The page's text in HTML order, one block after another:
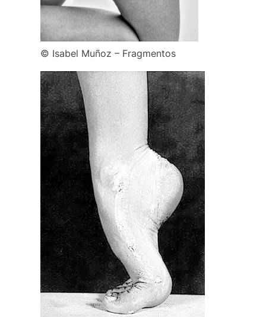
© Isabel Muñoz – Fragmentos